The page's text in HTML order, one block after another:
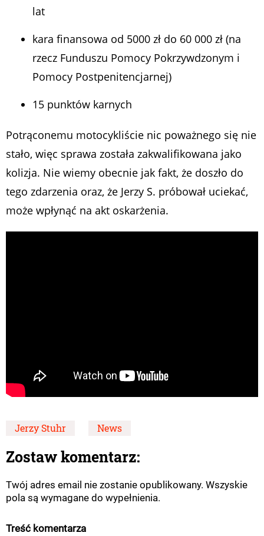
lat
kara finansowa od 5000 zł do 60 000 zł (na
rzecz Funduszu Pomocy Pokrzywdzonym i
Pomocy Postpenitencjarnej)
15 punktów karnych
Potrąconemu motocykliście nic poważnego się nie
stało, więc sprawa została zakwalifikowana jako
kolizja. Nie wiemy obecnie jak fakt, że doszło do
tego zdarzenia oraz, że Jerzy S. próbował uciekać,
może wpłynąć na akt oskarżenia.
Jerzy Stuhr News
Zostaw komentarz:
Twój adres email nie zostanie opublikowany. Wszyskie
pola są wymagane do wypełnienia.
Treść komentarza